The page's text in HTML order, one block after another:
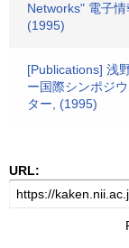
Networks" 電子
(1995)
[Publications] 浅
ー国際シンポジ
ター, (1995)
URL: